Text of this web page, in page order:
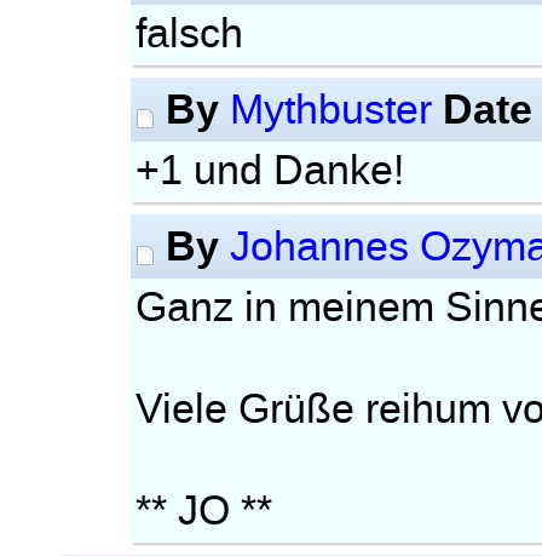
falsch
By Mythbuster Date
+1 und Danke!
By Johannes
Ganz in meinem
Viele Grüße reihum
** JO **